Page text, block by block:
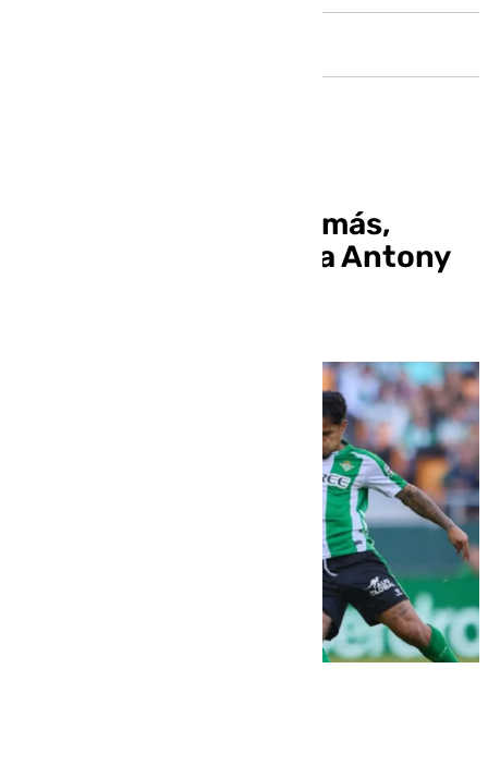
Un Betis, de menos a más,
empata (1-1) y pierde a Antony